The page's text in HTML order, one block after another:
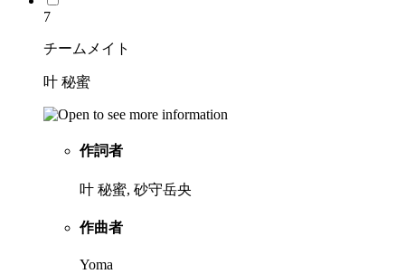
7
チームメイト
叶 秘蜜
作詞者
叶 秘蜜, 砂守岳央
作曲者
Yoma